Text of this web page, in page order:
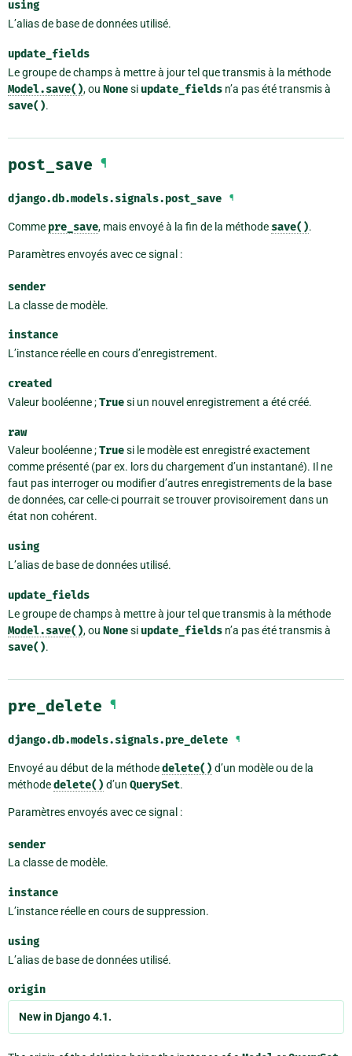
using
L’alias de base de données utilisé.
update_fields
Le groupe de champs à mettre à jour tel que transmis à la méthode
Model.save(), ou Nonesi update_fields n’a pas été transmis à
save().
post_save ¶
django.db.models.signals.post_save ¶
Comme pre_save, mais envoyé à la fin de la méthode save().
Paramètres envoyés avec ce signal :
sender
La classe de modèle.
instance
L’instance réelle en cours d’enregistrement.
created
Valeur booléenne ;Truesi un nouvel enregistrement a été créé.
raw
Valeur booléenne ;Truesi le modèle est enregistré exactement
comme présenté (par ex. lors du chargement d’un instantané). Il ne
faut pas interroger ou modifier d’autres enregistrements de la base
de données, car celle-ci pourrait se trouver provisoirement dans un
état non cohérent.
using
L’alias de base de données utilisé.
update_fields
Le groupe de champs à mettre à jour tel que transmis à la méthode
Model.save(), ou Nonesi update_fields n’a pas été transmis à
save().
pre_delete ¶
django.db.models.signals.pre_delete ¶
Envoyé au début de la méthodedelete() d’un modèle ou de la
méthodedelete() d’un QuerySet.
Paramètres envoyés avec ce signal :
sender
La classe de modèle.
instance
L’instance réelle en cours de suppression.
using
L’alias de base de données utilisé.
origin
New in Django 4.1.